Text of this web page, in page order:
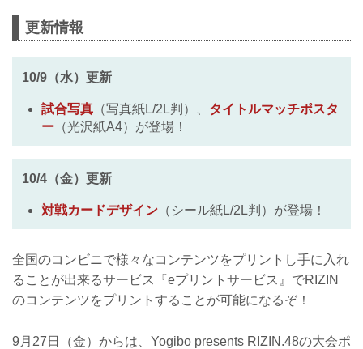
更新情報
10/9（水）更新
試合写真 （写真紙L/2L判）、 タイトルマッチポスタ
ー （光沢紙A4）が登場！
10/4（金）更新
対戦カードデザイン （シール紙L/2L判）が登場！
全国のコンビニで様々なコンテンツをプリントし手に入れ
ることが出来るサービス『eプリントサービス』でRIZIN
のコンテンツをプリントすることが可能になるぞ！
9月27日（金）からは、Yogibo presents RIZIN.48の大会ポ